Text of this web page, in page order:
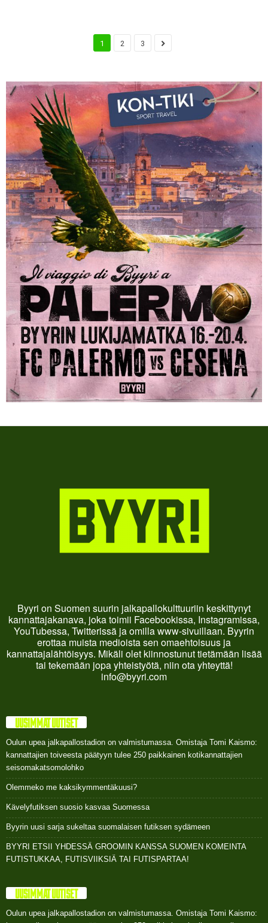
1 2 3
Byyri on Suomen suurin jalkapallokulttuuriin keskittynyt
kannattajakanava, joka toimii Facebookissa, Instagramissa,
YouTubessa, Twitterissä ja omilla www-sivuillaan. Byyrin
erottaa muista medioista sen omaehtoisuus ja
kannattajalähtöisyys. Mikäli olet kiinnostunut tietämään lisää
tai tekemään jopa yhteistyötä, niin ota yhteyttä!
info@byyri.com
UUSIMMAT UUTISET
Oulun upea jalkapallostadion on valmistumassa. Omistaja Tomi Kaismo:
kannattajien toiveesta päätyyn tulee 250 paikkainen kotikannattajien
seisomakatsomolohko
Olemmeko me kaksikymmentäkuusi?
Kävelyfutiksen suosio kasvaa Suomessa
Byyrin uusi sarja sukeltaa suomalaisen futiksen sydämeen
BYYRI ETSII YHDESSÄ GROOMIN KANSSA SUOMEN KOMEINTA
FUTISTUKKAA, FUTISVIIKSIÄ TAI FUTISPARTAA!
UUSIMMAT UUTISET
Oulun upea jalkapallostadion on valmistumassa. Omistaja Tomi Kaismo: